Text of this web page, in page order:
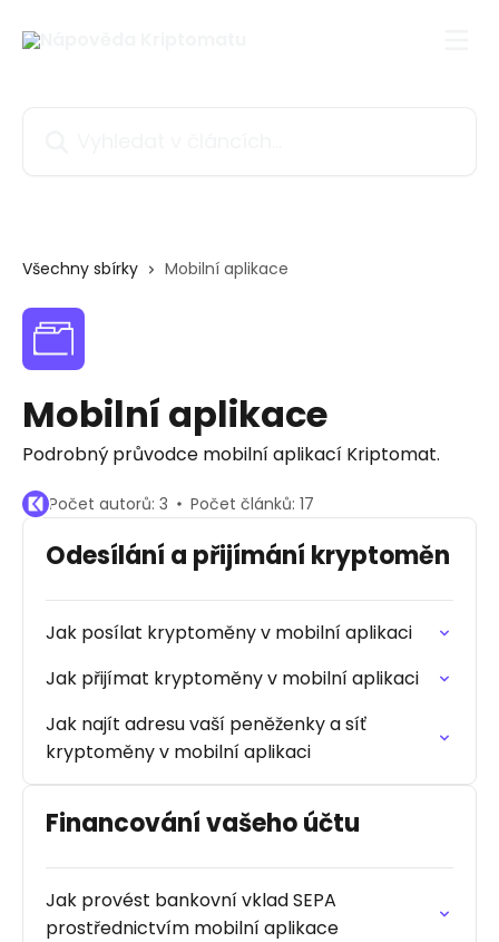
Všechny sbírky Mobilní aplikace
Mobilní aplikace
Podrobný průvodce mobilní aplikací Kriptomat.
Počet autorů: 3 Počet článků: 17
Odesílání a přijímání kryptoměn
Jak posílat kryptoměny v mobilní aplikaci
Jak přijímat kryptoměny v mobilní aplikaci
Jak najít adresu vaší peněženky a síť
kryptoměny v mobilní aplikaci
Financování vašeho účtu
Jak provést bankovní vklad SEPA
prostřednictvím mobilní aplikace